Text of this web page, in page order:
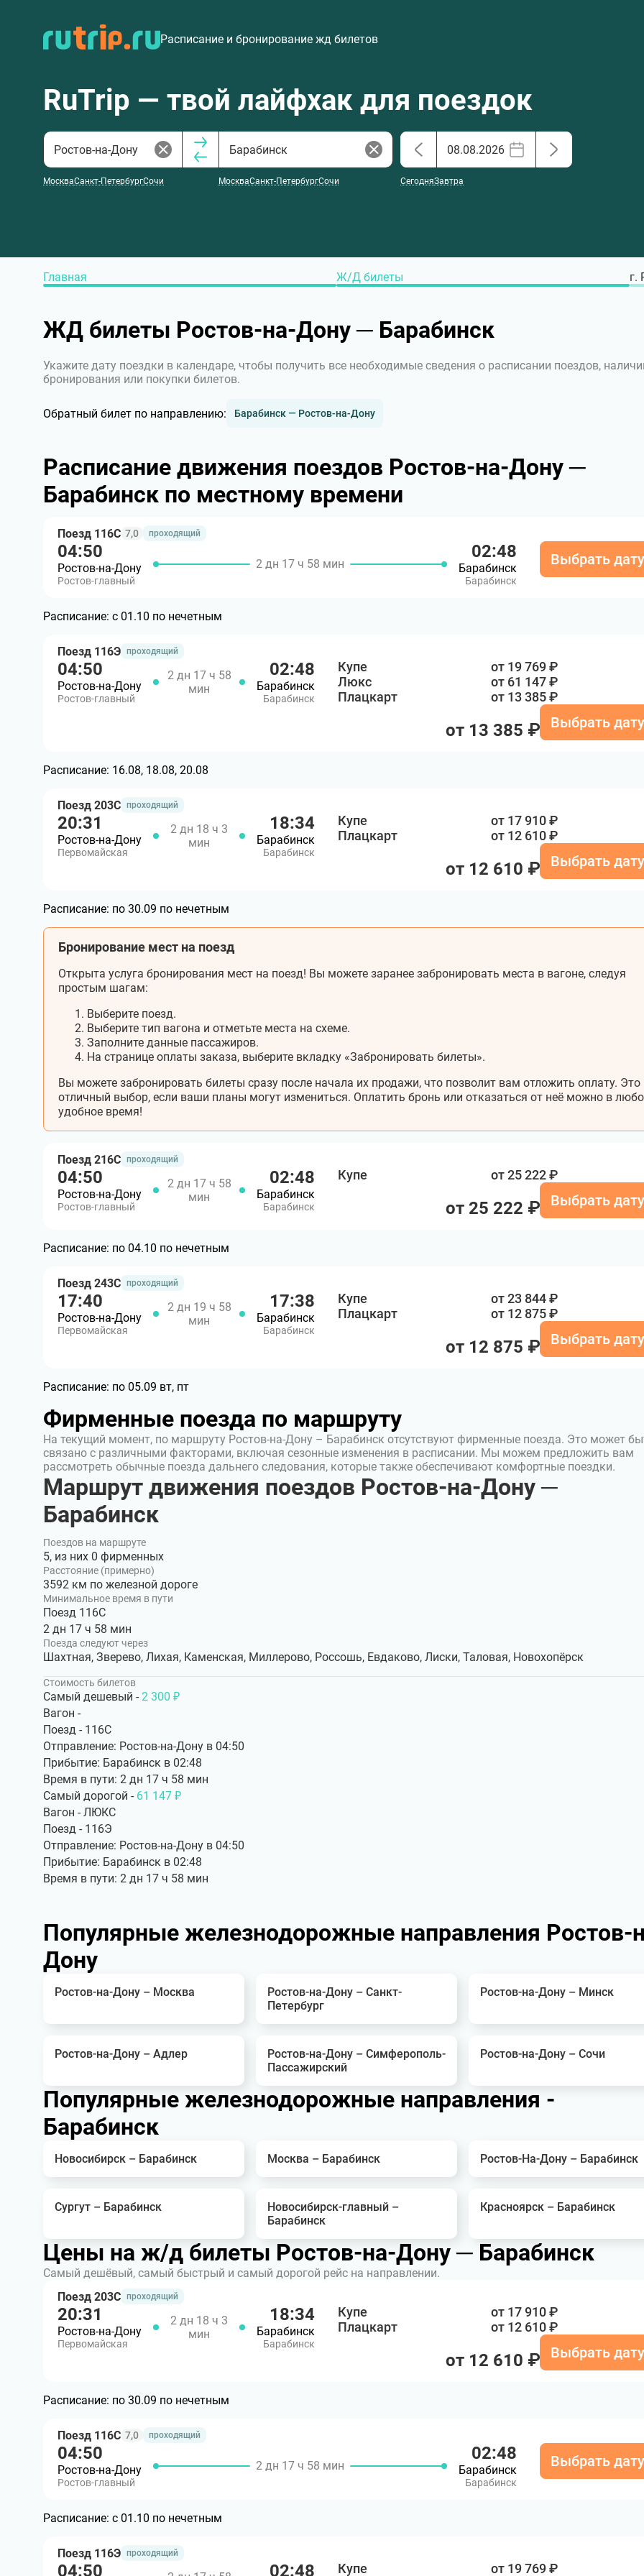
Расписание и бронирование жд билетов
RuTrip — твой лайфхак для поездок
МоскваСанкт-ПетербургСочи МоскваСанкт-ПетербургСочи СегодняЗавтра
Главная Ж/Д билеты г.
ЖД билеты Ростов-на-Дону ─ Барабинск
Укажите дату поездки в календаре, чтобы получить все необходимые сведения о расписании поездов,
бронирования или покупки билетов.
Обратный билет по направлению: Барабинск — Ростов-на-Дону
Расписание движения поездов Ростов-на-Дону ─
Барабинск по местному времени
Поезд 116С 7,0 проходящий
04:50
Ростов-на-Дону
Ростов-главный
2 дн 17 ч 58 мин
02:48
Барабинск
Барабинск
Выбрать дату
Расписание: с 01.10 по нечетным
Поезд 116Э проходящий
04:50
Ростов-на-Дону
Ростов-главный
2 дн 17 ч 58
мин
02:48
Барабинск
Барабинск
Купе
от 19 769 ₽
Люкс
от 61 147 ₽
Плацкарт
от 13 385 ₽
от 13 385 ₽ Выбрать дату
Расписание: 16.08, 18.08, 20.08
Поезд 203С проходящий
20:31
Ростов-на-Дону
Первомайская
2 дн 18 ч 3
мин
18:34
Барабинск
Барабинск
Купе
от 17 910 ₽
Плацкарт
от 12 610 ₽
от 12 610 ₽ Выбрать дату
Расписание: по 30.09 по нечетным
Бронирование мест на поезд
Открыта услуга бронирования мест на поезд! Вы можете заранее забронировать места в вагоне, следуя
простым шагам:
Выберите поезд.
Выберите тип вагона и отметьте места на схеме.
Заполните данные пассажиров.
На странице оплаты заказа, выберите вкладку «Забронировать билеты».
Вы можете забронировать билеты сразу после начала их продажи, что позволит вам отложить оплату. Это
отличный выбор, если ваши планы могут измениться. Оплатить бронь или отказаться от неё можно в
удобное время!
Поезд 216С проходящий
04:50
Ростов-на-Дону
Ростов-главный
2 дн 17 ч 58
мин
02:48
Барабинск
Барабинск
Купе от 25 222 ₽
от 25 222 ₽ Выбрать дату
Расписание: по 04.10 по нечетным
Поезд 243С проходящий
17:40
Ростов-на-Дону
Первомайская
2 дн 19 ч 58
мин
17:38
Барабинск
Барабинск
Купе
от 23 844 ₽
Плацкарт
от 12 875 ₽
от 12 875 ₽ Выбрать дату
Расписание: по 05.09 вт, пт
Фирменные поезда по маршруту
На текущий момент, по маршруту Ростов-на-Дону – Барабинск отсутствуют фирменные поезда. Это может
связано с различными факторами, включая сезонные изменения в расписании. Мы можем предложить вам
рассмотреть обычные поезда дальнего следования, которые также обеспечивают комфортные поездки.
Маршрут движения поездов Ростов-на-Дону ─
Барабинск
Поездов на маршруте
5, из них 0 фирменных
Расстояние (примерно)
3592 км по железной дороге
Минимальное время в пути
Поезд 116С
2 дн 17 ч 58 мин
Поезда следуют через
Шахтная, Зверево, Лихая, Каменская, Миллерово, Россошь, Евдаково, Лиски, Таловая, Новохопёрск
Стоимость билетов
Самый дешевый - 2 300 ₽
Вагон -
Поезд - 116С
Отправление: Ростов-на-Дону в 04:50
Прибытие: Барабинск в 02:48
Время в пути: 2 дн 17 ч 58 мин
Самый дорогой - 61 147 ₽
Вагон - ЛЮКС
Поезд - 116Э
Отправление: Ростов-на-Дону в 04:50
Прибытие: Барабинск в 02:48
Время в пути: 2 дн 17 ч 58 мин
Популярные железнодорожные направления Ростов-
Дону
Ростов-на-Дону – Москва
Ростов-на-Дону – Санкт-
Петербург
Ростов-на-Дону – Минск
Ростов-на-Дону – Адлер
Ростов-на-Дону – Симферополь-
Пассажирский
Ростов-на-Дону – Сочи
Популярные железнодорожные направления -
Барабинск
Новосибирск – Барабинск Москва – Барабинск Ростов-На-Дону – Барабинск
Сургут – Барабинск
Новосибирск-главный –
Барабинск
Красноярск – Барабинск
Цены на ж/д билеты Ростов-на-Дону ─ Барабинск
Самый дешёвый, самый быстрый и самый дорогой рейс на направлении.
Поезд 203С проходящий
20:31
Ростов-на-Дону
Первомайская
2 дн 18 ч 3
мин
18:34
Барабинск
Барабинск
Купе
от 17 910 ₽
Плацкарт
от 12 610 ₽
от 12 610 ₽ Выбрать дату
Расписание: по 30.09 по нечетным
Поезд 116С 7,0 проходящий
04:50
Ростов-на-Дону
Ростов-главный
2 дн 17 ч 58 мин
02:48
Барабинск
Барабинск
Выбрать дату
Расписание: с 01.10 по нечетным
Поезд 116Э проходящий
04:50 02:48 Купе от 19 769 ₽